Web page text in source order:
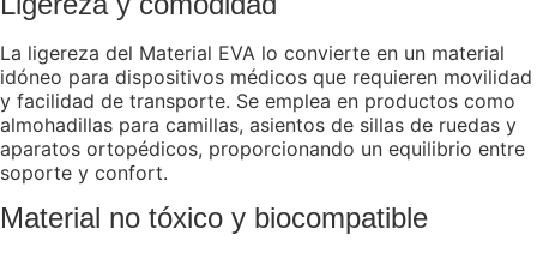
La ligereza del Material EVA lo convierte en un material
idóneo para dispositivos médicos que requieren movilidad
y facilidad de transporte. Se emplea en productos como
almohadillas para camillas, asientos de sillas de ruedas y
aparatos ortopédicos, proporcionando un equilibrio entre
soporte y confort.
Material no tóxico y biocompatible